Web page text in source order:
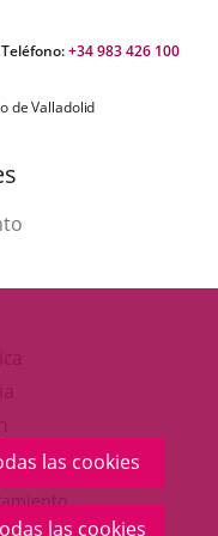
las cookies
las cookies
+34 983 426 100
de Valladolid
aplicación
externa.